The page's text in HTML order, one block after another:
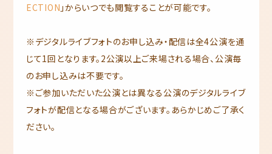
ECTION 」からいつでも閲覧することが可能です。
※デジタルライブフォトのお申し込み・配信は全4公演を通
じて1回となります。2公演以上ご来場される場合、公演毎
のお申し込みは不要です。
※ご参加いただいた公演とは異なる公演のデジタルライブ
フォトが配信となる場合がございます。あらかじめご了承く
ださい。